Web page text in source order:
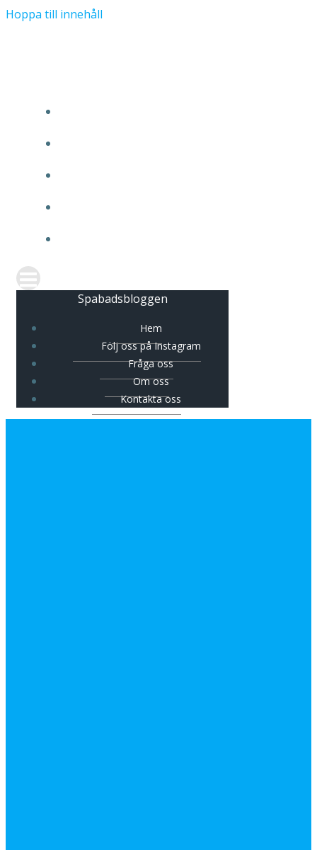
Hoppa till innehåll
Spabadsbloggen
Hem
Följ oss på Instagram
Fråga oss
Om oss
Kontakta oss